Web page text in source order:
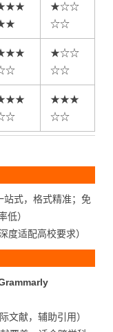
★☆☆
☆☆
★☆☆
☆☆
★★★
☆☆
站式，格式精准；免
低）
度适配高校要求）
文献，辅助引用）